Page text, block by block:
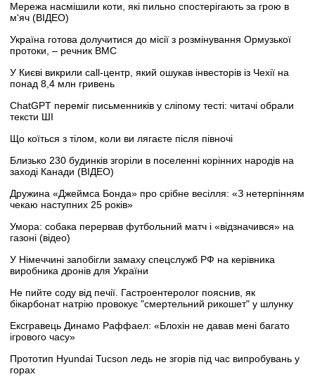
Мережа насмішили коти, які пильно спостерігають за грою в
м'яч (ВІДЕО)
Україна готова долучитися до місії з розмінування Ормузької
протоки, – речник ВМС
У Києві викрили call-центр, який ошукав інвесторів із Чехії на
понад 8,4 млн гривень
ChatGPT переміг письменників у сліпому тесті: читачі обрали
тексти ШІ
Що коїться з тілом, коли ви лягаєте після півночі
Близько 230 будинків згоріли в поселенні корінних народів на
заході Канади (ВІДЕО)
Дружина «Джеймса Бонда» про срібне весілля: «З нетерпінням
чекаю наступних 25 років»
Умора: собака перервав футбольний матч і «відзначився» на
газоні (відео)
У Німеччині запобігли замаху спецслужб РФ на керівника
виробника дронів для України
Не пийте соду від печії. Гастроентеролог пояснив, як
бікарбонат натрію провокує "смертельний рикошет" у шлунку
Ексгравець Динамо Раффаел: «Блохін не давав мені багато
ігрового часу»
Прототип Hyundai Tucson ледь не згорів під час випробувань у
горах